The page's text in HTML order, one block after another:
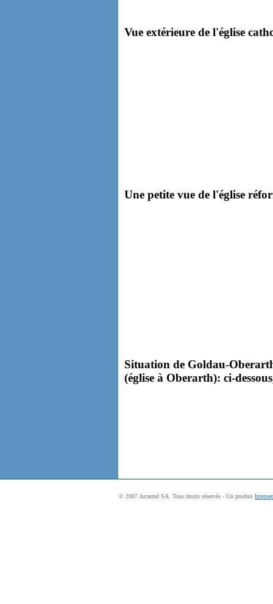
Vue extérieure de l'église
Une petite vue de l'église
Situation de Goldau-
(église à Oberarth): ci-
© 2007 Arcantel SA. Tous droits réservés - Un produit